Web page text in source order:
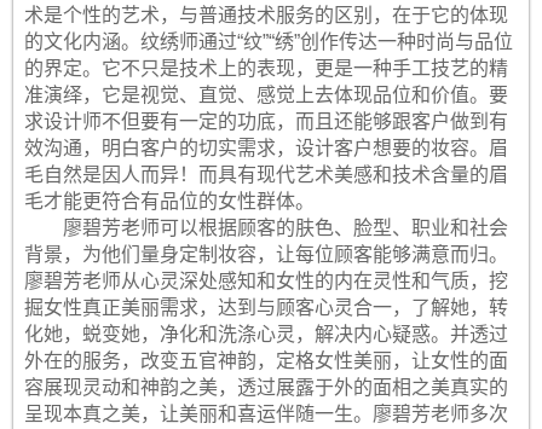
术是个性的艺术，与普通技术服务的区别，在于它的体现
的文化内涵。纹绣师通过“纹”“绣”创作传达一种时尚与品位
的界定。它不只是技术上的表现，更是一种手工技艺的精
准演绎，它是视觉、直觉、感觉上去体现品位和价值。要
求设计师不但要有一定的功底，而且还能够跟客户做到有
效沟通，明白客户的切实需求，设计客户想要的妆容。眉
毛自然是因人而异！而具有现代艺术美感和技术含量的眉
毛才能更符合有品位的女性群体。
廖碧芳老师可以根据顾客的肤色、脸型、职业和社会
背景，为他们量身定制妆容，让每位顾客能够满意而归。
廖碧芳老师从心灵深处感知和女性的内在灵性和气质，挖
掘女性真正美丽需求，达到与顾客心灵合一，了解她，转
化她，蜕变她，净化和洗涤心灵，解决内心疑惑。并透过
外在的服务，改变五官神韵，定格女性美丽，让女性的面
容展现灵动和神韵之美，透过展露于外的面相之美真实的
呈现本真之美，让美丽和喜运伴随一生。廖碧芳老师多次